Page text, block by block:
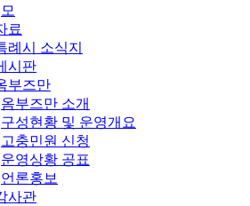
모
료
례시 소식지
시판
부즈만
옴부즈만 소개
구성현황 및 운영개요
고충민원 신청
운영상황 공표
언론홍보
사관